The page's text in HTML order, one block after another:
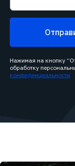
Нажимая на кнопку
обработку
конфиденциальности